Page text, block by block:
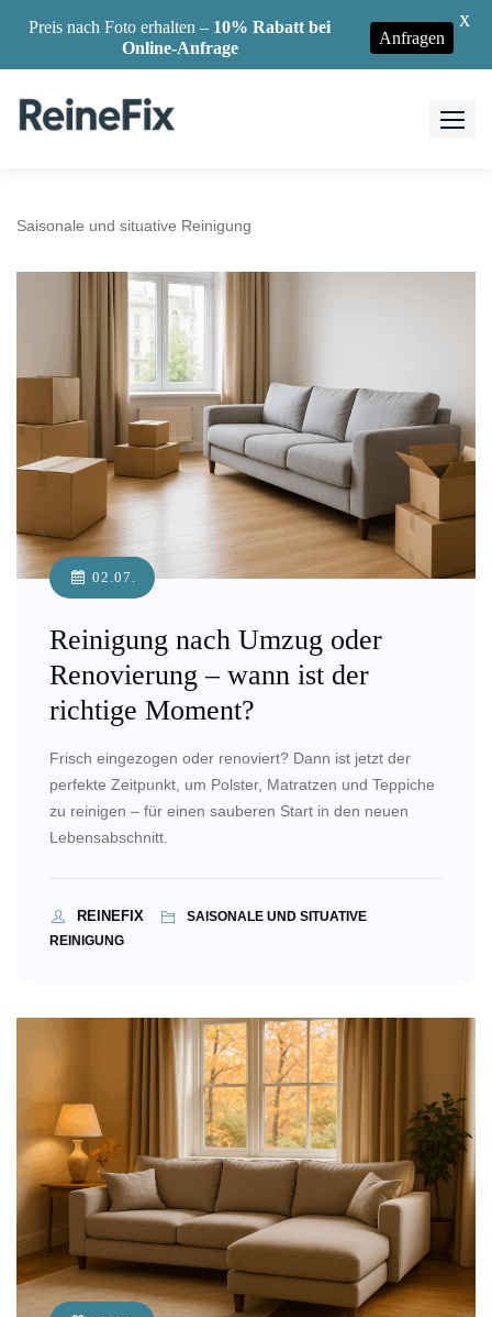
content
Saisonale und situative Reinigung
02.07.
Reinigung nach Umzug oder
Renovierung – wann ist der
richtige Moment?
Frisch eingezogen oder renoviert? Dann ist jetzt der
perfekte Zeitpunkt, um Polster, Matratzen und Teppiche
zu reinigen – für einen sauberen Start in den neuen
Lebensabschnitt.
REINEFIX
SAISONALE UND SITUATIVE
REINIGUNG
Preis nach Foto erhalten – 10% Rabatt bei
Online-Anfrage
Anfragen
X